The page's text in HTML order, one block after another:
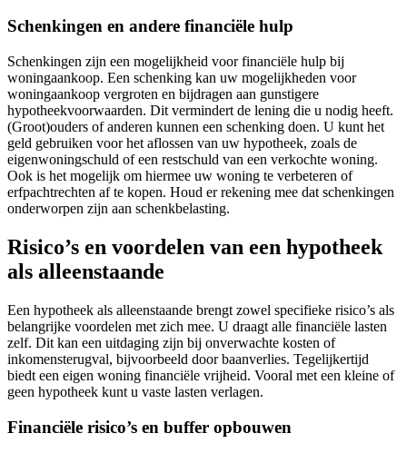
Schenkingen en andere financiële hulp
Schenkingen zijn een mogelijkheid voor financiële hulp bij
woningaankoop. Een schenking kan uw mogelijkheden voor
woningaankoop vergroten en bijdragen aan gunstigere
hypotheekvoorwaarden. Dit vermindert de lening die u nodig heeft.
(Groot)ouders of anderen kunnen een schenking doen. U kunt het
geld gebruiken voor het aflossen van uw hypotheek, zoals de
eigenwoningschuld of een restschuld van een verkochte woning.
Ook is het mogelijk om hiermee uw woning te verbeteren of
erfpachtrechten af te kopen. Houd er rekening mee dat schenkingen
onderworpen zijn aan schenkbelasting.
Risico’s en voordelen van een hypotheek
als alleenstaande
Een hypotheek als alleenstaande brengt zowel specifieke risico’s als
belangrijke voordelen met zich mee. U draagt alle financiële lasten
zelf. Dit kan een uitdaging zijn bij onverwachte kosten of
inkomensterugval, bijvoorbeeld door baanverlies. Tegelijkertijd
biedt een eigen woning financiële vrijheid. Vooral met een kleine of
geen hypotheek kunt u vaste lasten verlagen.
Financiële risico’s en buffer opbouwen